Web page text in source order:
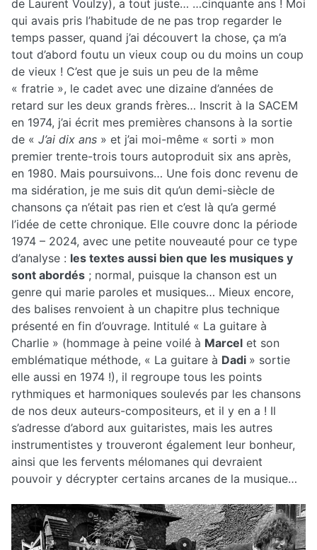
de Laurent Voulzy), a tout juste… …cinquante ans ! Moi
qui avais pris l’habitude de ne pas trop regarder le
temps passer, quand j’ai découvert la chose, ça m’a
tout d’abord foutu un vieux coup ou du moins un coup
de vieux ! C’est que je suis un peu de la même
« fratrie », le cadet avec une dizaine d’années de
retard sur les deux grands frères… Inscrit à la SACEM
en 1974, j’ai écrit mes premières chansons à la sortie
de « J’ai dix ans » et j’ai moi-même « sorti » mon
premier trente-trois tours autoproduit six ans après,
en 1980. Mais poursuivons… Une fois donc revenu de
ma sidération, je me suis dit qu’un demi-siècle de
chansons ça n’était pas rien et c’est là qu’a germé
l’idée de cette chronique. Elle couvre donc la période
1974 – 2024, avec une petite nouveauté pour ce type
d’analyse : les textes aussi bien que les musiques y
sont abordés ; normal, puisque la chanson est un
genre qui marie paroles et musiques… Mieux encore,
des balises renvoient à un chapitre plus technique
présenté en fin d’ouvrage. Intitulé « La guitare à
Charlie » (hommage à peine voilé à Marcel et son
emblématique méthode, « La guitare à Dadi » sortie
elle aussi en 1974 !), il regroupe tous les points
rythmiques et harmoniques soulevés par les chansons
de nos deux auteurs-compositeurs, et il y en a ! Il
s’adresse d’abord aux guitaristes, mais les autres
instrumentistes y trouveront également leur bonheur,
ainsi que les fervents mélomanes qui devraient
pouvoir y décrypter certains arcanes de la musique…